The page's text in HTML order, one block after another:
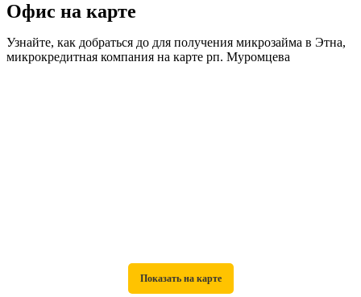
Офис на карте
Узнайте, как добраться до для получения микрозайма в Этна,
микрокредитная компания на карте рп. Муромцева